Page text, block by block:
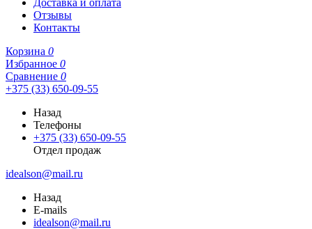
Доставка и оплата
Отзывы
Контакты
Корзина 0
Избранное 0
Сравнение 0
+375 (33) 650-09-55
Назад
Телефоны
+375 (33) 650-09-55
Отдел продаж
idealson@mail.ru
Назад
E-mails
idealson@mail.ru